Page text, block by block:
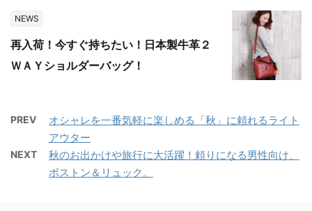
NEWS
再入荷！今すぐ持ちたい！日本製牛革２
ＷＡＹショルダーバッグ！
PREV
オシャレを一番気軽に楽しめる「秋」に頼れるライト
アウター
NEXT
秋のお出かけや旅行に大活躍！頼りになる男性向け、
ボストン＆リュック。